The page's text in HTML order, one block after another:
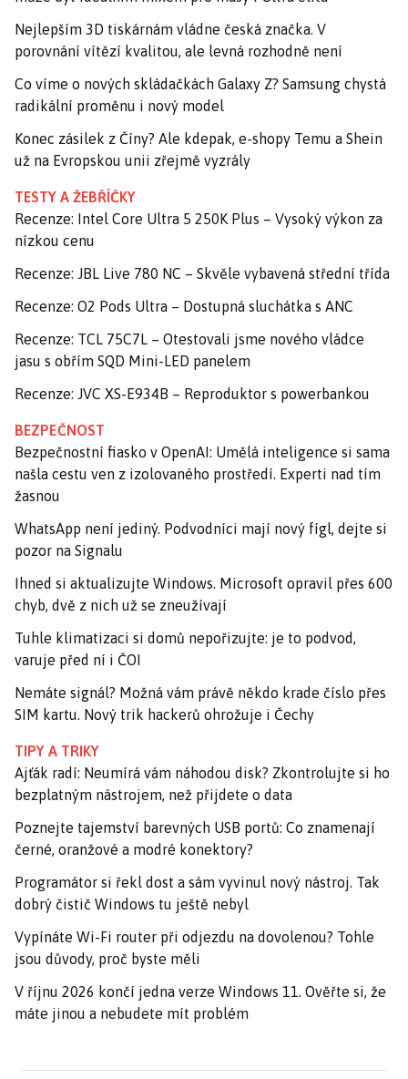
Nejlepším 3D tiskárnám vládne česká značka. V
porovnání vítězí kvalitou, ale levná rozhodně není
Co víme o nových skládačkách Galaxy Z? Samsung chystá
radikální proměnu i nový model
Konec zásilek z Číny? Ale kdepak, e-shopy Temu a Shein
už na Evropskou unii zřejmě vyzrály
TESTY A ŽEBŘÍČKY
Recenze: Intel Core Ultra 5 250K Plus – Vysoký výkon za
nízkou cenu
Recenze: JBL Live 780 NC – Skvěle vybavená střední třída
Recenze: O2 Pods Ultra – Dostupná sluchátka s ANC
Recenze: TCL 75C7L – Otestovali jsme nového vládce
jasu s obřím SQD Mini-LED panelem
Recenze: JVC XS-E934B – Reproduktor s powerbankou
BEZPEČNOST
Bezpečnostní fiasko v OpenAI: Umělá inteligence si sama
našla cestu ven z izolovaného prostředí. Experti nad tím
žasnou
WhatsApp není jediný. Podvodníci mají nový fígl, dejte si
pozor na Signalu
Ihned si aktualizujte Windows. Microsoft opravil přes 600
chyb, dvě z nich už se zneužívají
Tuhle klimatizaci si domů nepořizujte: je to podvod,
varuje před ní i ČOI
Nemáte signál? Možná vám právě někdo krade číslo přes
SIM kartu. Nový trik hackerů ohrožuje i Čechy
TIPY A TRIKY
Ajťák radí: Neumírá vám náhodou disk? Zkontrolujte si ho
bezplatným nástrojem, než přijdete o data
Poznejte tajemství barevných USB portů: Co znamenají
černé, oranžové a modré konektory?
Programátor si řekl dost a sám vyvinul nový nástroj. Tak
dobrý čistič Windows tu ještě nebyl
Vypínáte Wi-Fi router při odjezdu na dovolenou? Tohle
jsou důvody, proč byste měli
V říjnu 2026 končí jedna verze Windows 11. Ověřte si, že
máte jinou a nebudete mít problém